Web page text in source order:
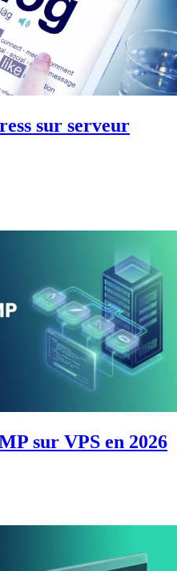
sur serveur
sur VPS en 2026